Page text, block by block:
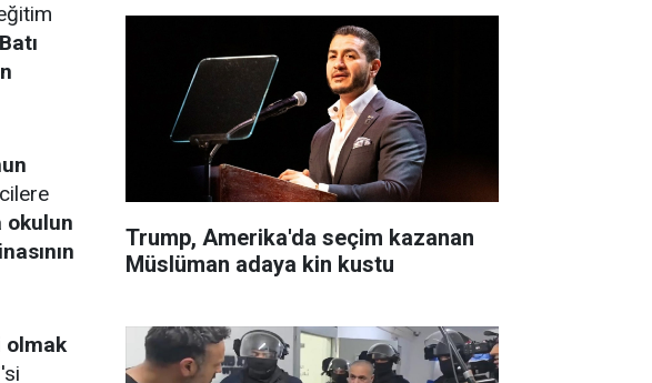
okulun
olmak
Trump, Amerika'da seçim kazanan
Müslüman adaya kin kustu